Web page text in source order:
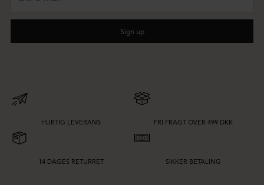
Sign up
HURTIG LEVERANS FRI FRAGT OVER 499 DKK
14 DAGES RETURRET SIKKER BETALING